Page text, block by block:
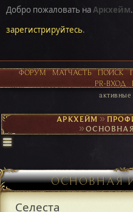
Добро пожаловать наАркхейм.
зарегистрируйтесь.
ФОРУМ МАТЧАСТЬ ПОИСК
PR-ВХОД
активные
АРКХЕЙМ►
►
ОСНОВНАЯ
Селеста